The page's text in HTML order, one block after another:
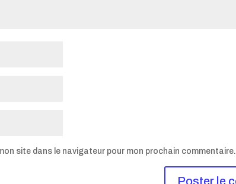
site dans le navigateur pour mon prochain commentaire.